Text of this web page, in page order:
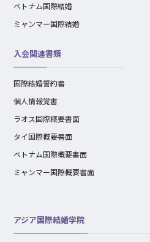
ベトナム国際結婚
ミャンマー国際結婚
入会関連書類
国際結婚誓約書
個人情報覚書
ラオス国際概要書面
タイ国際概要書面
ベトナム国際概要書面
ミャンマー国際概要書面
アジア国際結婚学院